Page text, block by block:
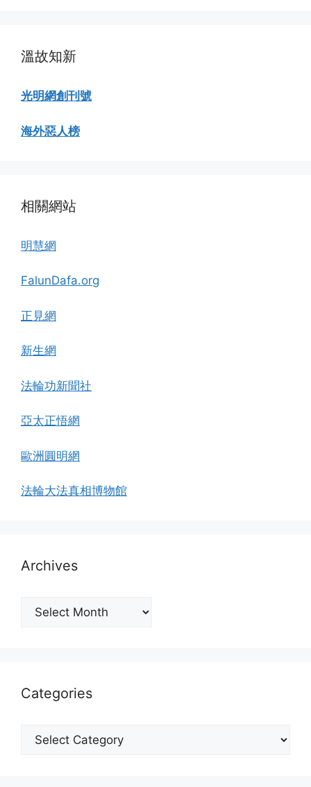
溫故知新
光明網創刊號
海外惡人榜
相關網站
明慧網
FalunDafa.org
正見網
新生網
法輪功新聞社
亞太正悟網
歐洲圓明網
法輪大法真相博物館
Archives
Archives
Categories
Categories